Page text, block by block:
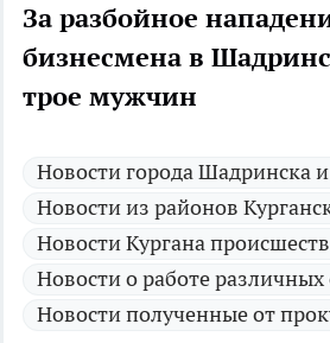
За разбойное
бизнесмена в
трое мужчин
Новости города Шадринска
Новости из районов
Новости Кургана
Новости о работе различных
Новости полученные от